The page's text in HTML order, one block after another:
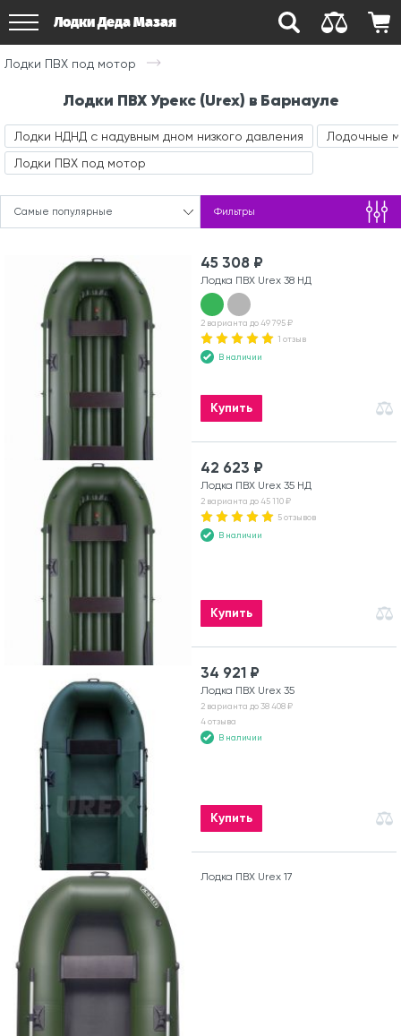
Лодки Деда Мазая
Лодки ПВХ под мотор
Лодки ПВХ Урекс (Urex) в Барнауле
Лодки НДНД с надувным дном низкого давления
Лодки ПВХ под мотор
Лодочные
Самые популярные Фильтры
45 308 ₽
Лодка ПВХ Urex 38 НД
2 варианта до 49 795 ₽
1 отзыв
В наличии
Купить
42 623 ₽
Лодка ПВХ Urex 35 НД
2 варианта до 45 110 ₽
5 отзывов
В наличии
Купить
34 921 ₽
Лодка ПВХ Urex 35
2 варианта до 38 408 ₽
4 отзыва
В наличии
Купить
Лодка ПВХ Urex 17